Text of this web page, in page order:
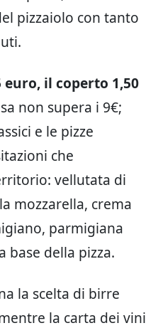
pizzaiolo con tanto
il coperto 1,50
non supera i 9€;
e le pizze
che
vellutata di
mozzarella, crema
parmigiana
base della pizza.
la scelta di birre
la carta dei vini